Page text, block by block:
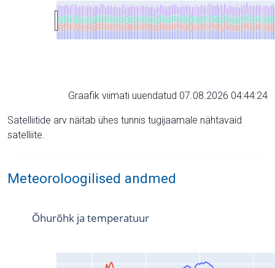
Graafik viimati uuendatud 07.08.2026 04:44:24
Satelliitide arv näitab ühes tunnis tugijaamale nähtavaid
satelliite.
Meteoroloogilised andmed
Õhurõhk ja temperatuur